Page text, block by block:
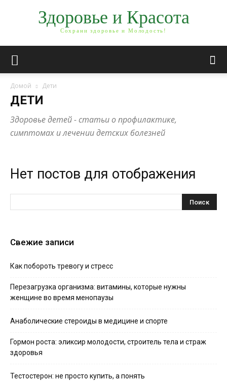
Здоровье и Красота
Сохрани здоровье и Молодость!
Домой Дети
ДЕТИ
Здоровье детей - статьи о профилактике,
симптомах и лечении детских болезней
Нет постов для отображения
Свежие записи
Как побороть тревогу и стресс
Перезагрузка организма: витамины, которые нужны
женщине во время менопаузы
Анаболические стероиды в медицине и спорте
Гормон роста: эликсир молодости, строитель тела и страж
здоровья
Тестостерон: не просто купить, а понять